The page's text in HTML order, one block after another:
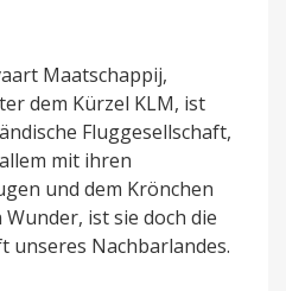
Maatschappij,
dem Kürzel KLM, ist
Fluggesellschaft,
mit ihren
und dem Krönchen
ist sie doch die
unseres Nachbarlandes.